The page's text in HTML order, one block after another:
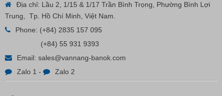
Địa chỉ: Lầu 2, 1/15 & 1/17 Trần Bình Trọng, Phường Bình Lợi
Trung, Tp. Hồ Chí Minh, Việt Nam.
Phone: (+84) 2835 157 095
(+84) 55 931 9393
Email: sales@vannang-banok.com
Zalo 1 - Zalo 2